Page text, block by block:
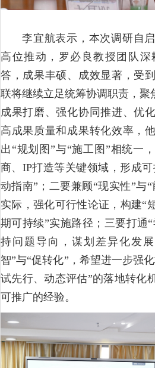
李宜航表示，本次调研自
高位推动，罗必良教授团队
答，成果丰硕、成效显著，受
联将继续立足统筹协调职责，聚
成果打磨、强化协同推进、优
高成果质量和成果转化效率，
出“规划图”与“施工图”相统一
商、IP打造等关键领域，形成
动指南”；二要兼顾“现实性”与
实际，强化可行性论证，构建“
期可持续”实施路径；三要打通
持问题导向，谋划差异化发
智”与“促转化”，希望进一步强
试先行、动态评估”的落地转化
可推广的经验。